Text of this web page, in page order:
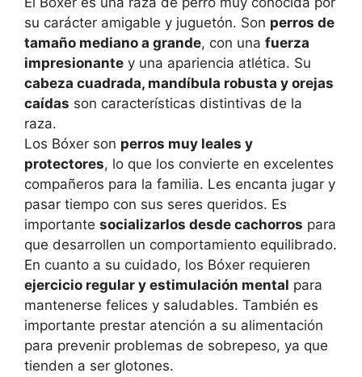
su carácter amigable y juguetón. Son perros de
tamaño mediano a grande, con una fuerza
impresionante y una apariencia atlética. Su
cabeza cuadrada, mandíbula robusta y orejas
caídas son características distintivas de la
raza.
Los Bóxer son perros muy leales y
protectores, lo que los convierte en excelentes
compañeros para la familia. Les encanta jugar y
pasar tiempo con sus seres queridos. Es
importante socializarlos desde cachorros para
que desarrollen un comportamiento equilibrado.
En cuanto a su cuidado, los Bóxer requieren
ejercicio regular y estimulación mental para
mantenerse felices y saludables. También es
importante prestar atención a su alimentación
para prevenir problemas de sobrepeso, ya que
tienden a ser glotones.